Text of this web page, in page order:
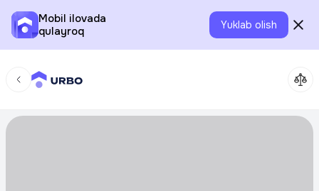
Mobil ilovada
qulayroq
Yuklab olish